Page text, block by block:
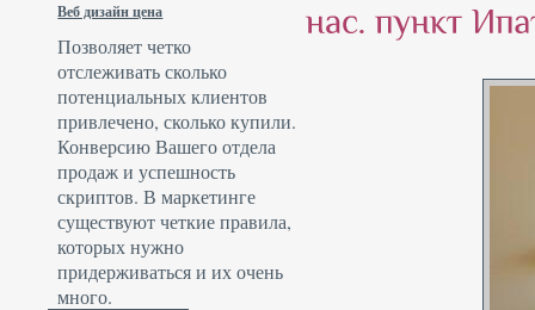
Веб дизайн цена
Позволяет четко
отслеживать сколько
потенциальных клиентов
привлечено, сколько купили.
Конверсию Вашего отдела
продаж и успешность
скриптов. В маркетинге
существуют четкие правила,
которых нужно
придерживаться и их очень
много.